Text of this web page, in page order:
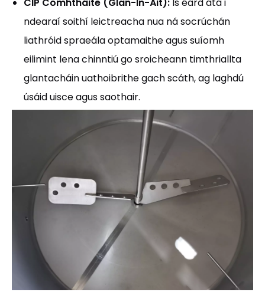
ndearaí soithí leictreacha nua ná socrúchán
liathróid spraeála optamaithe agus suíomh
eilimint lena chinntiú go sroicheann timthriallta
glantacháin uathoibrithe gach scáth, ag laghdú
úsáid uisce agus saothair.